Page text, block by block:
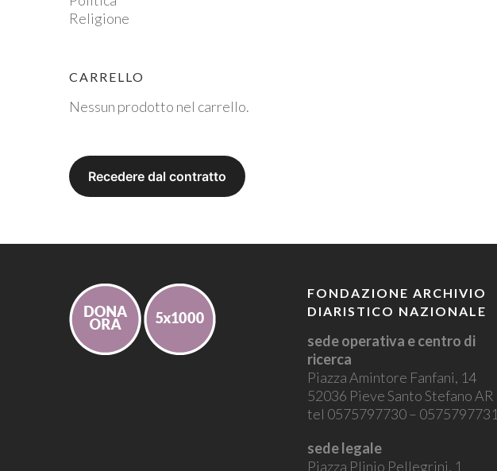
Religione
CARRELLO
Nessun prodotto nel carrello.
FONDAZIONE ARCHIVIO
DIARISTICO NAZIONALE
sede operativa e centro di
ricerca
Piazza Amintore Fanfani, 14
52036 Pieve Santo Stefano AR
tel 0575797730 – 0575797731
sede legale
Piazza Plinio Pellegrini, 1